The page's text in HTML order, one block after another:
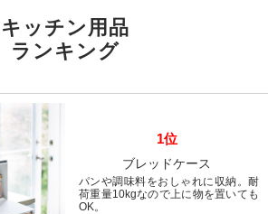
キッチン用品
ランキング
1位
ブレッドケース
パンや調味料をおしゃれに収納。耐
荷重量10kgなので上に物を置いても
OK。